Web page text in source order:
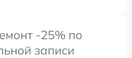
-25% по
записи